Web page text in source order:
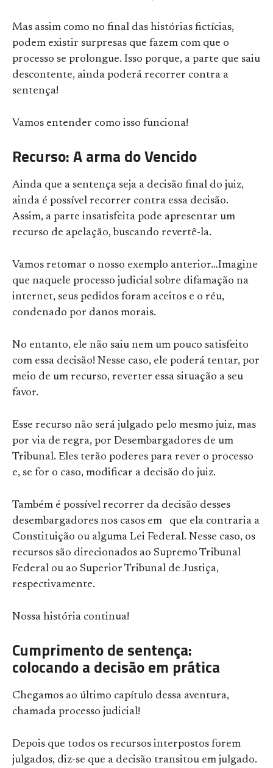
Mas assim como no final das histórias fictícias,
podem existir surpresas que fazem com que o
processo se prolongue. Isso porque, a parte que saiu
descontente, ainda poderá recorrer contra a
sentença!
Vamos entender como isso funciona!
Recurso: A arma do Vencido
Ainda que a sentença seja a decisão final do juiz,
ainda é possível recorrer contra essa decisão.
Assim, a parte insatisfeita pode apresentar um
recurso de apelação, buscando revertê-la.
Vamos retomar o nosso exemplo anterior…Imagine
que naquele processo judicial sobre difamação na
internet, seus pedidos foram aceitos e o réu,
condenado por danos morais.
No entanto, ele não saiu nem um pouco satisfeito
com essa decisão! Nesse caso, ele poderá tentar, por
meio de um recurso, reverter essa situação a seu
favor.
Esse recurso não será julgado pelo mesmo juiz, mas
por via de regra, por Desembargadores de um
Tribunal. Eles terão poderes para rever o processo
e, se for o caso, modificar a decisão do juiz.
Também é possível recorrer da decisão desses
desembargadores nos casos em que ela contraria a
Constituição ou alguma Lei Federal. Nesse caso, os
recursos são direcionados ao Supremo Tribunal
Federal ou ao Superior Tribunal de Justiça,
respectivamente.
Nossa história continua!
Cumprimento de sentença:
colocando a decisão em prática
Chegamos ao último capítulo dessa aventura,
chamada processo judicial!
Depois que todos os recursos interpostos forem
julgados, diz-se que a decisão transitou em julgado.